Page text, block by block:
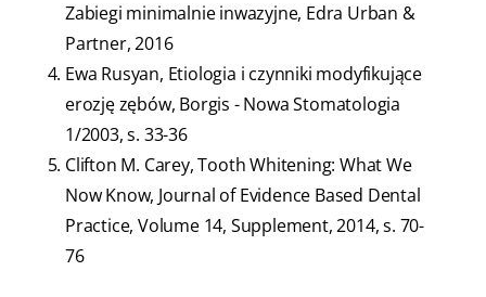
Zabiegi minimalnie inwazyjne, Edra Urban &
Partner, 2016
Ewa Rusyan, Etiologia i czynniki modyfikujące
erozję zębów, Borgis - Nowa Stomatologia
1/2003, s. 33-36
Clifton M. Carey, Tooth Whitening: What We
Now Know, Journal of Evidence Based Dental
Practice, Volume 14, Supplement, 2014, s. 70-
76